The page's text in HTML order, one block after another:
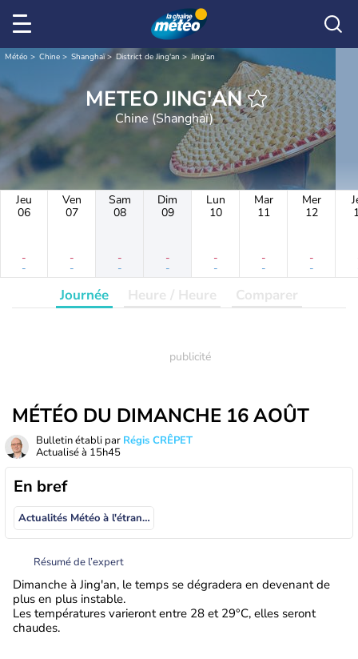
Météo Chine Shanghaï District de Jing'an Jing'an
METEO JING'AN
Chine (Shanghaï)
Jeu
06
-
-
Ven
07
-
-
Sam
08
-
-
Dim
09
-
-
Lun
10
-
-
Mar
11
-
-
Mer
12
-
-
Journée Heure / Heure Comparer
MÉTÉO DU DIMANCHE 16 AOÛT
Bulletin établi par Régis CRÊPET
Actualisé à 15h45
En bref
Actualités Météo à l'étranger
Résumé de l’expert
Dimanche à Jing'an, le temps se dégradera en devenant de
plus en plus instable.
Les températures varieront entre 28 et 29°C, elles seront
chaudes.